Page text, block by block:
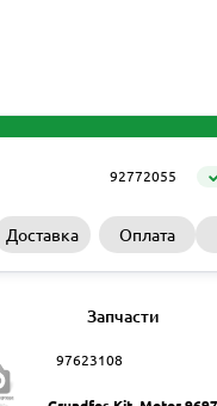
92772055
Доставка Оплата
Запчасти
97623108